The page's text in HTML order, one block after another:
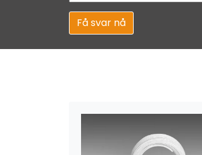
Få svar nå